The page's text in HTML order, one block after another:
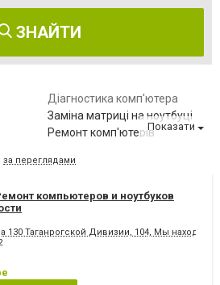
ЗНАЙТИ
Діагностика комп'ютера
Заміна матриці на ноутбуці
Ремонт комп'ютерів
Ремонт моніторів
Показати
за переглядами
компьютеров и ноутбуков
130 Таганрогской Дивизии, 104, Мы